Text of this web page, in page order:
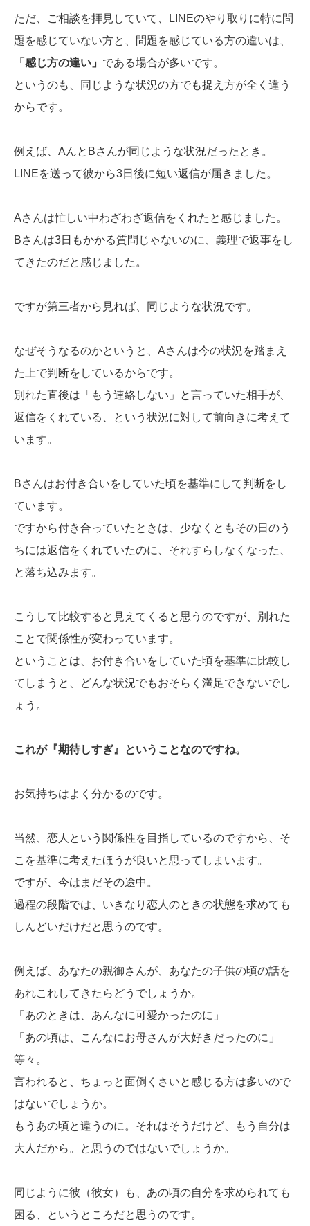
ただ、ご相談を拝見していて、LINEのやり取りに特に問
題を感じていない方と、問題を感じている方の違いは、
「感じ方の違い」 である場合が多いです。
というのも、同じような状況の方でも捉え方が全く違う
からです。
例えば、AんとBさんが同じような状況だったとき。
LINEを送って彼から3日後に短い返信が届きました。
Aさんは忙しい中わざわざ返信をくれたと感じました。
Bさんは3日もかかる質問じゃないのに、義理で返事をし
てきたのだと感じました。
ですが第三者から見れば、同じような状況です。
なぜそうなるのかというと、Aさんは今の状況を踏まえ
た上で判断をしているからです。
別れた直後は「もう連絡しない」と言っていた相手が、
返信をくれている、という状況に対して前向きに考えて
います。
Bさんはお付き合いをしていた頃を基準にして判断をし
ています。
ですから付き合っていたときは、少なくともその日のう
ちには返信をくれていたのに、それすらしなくなった、
と落ち込みます。
こうして比較すると見えてくると思うのですが、別れた
ことで関係性が変わっています。
ということは、お付き合いをしていた頃を基準に比較し
てしまうと、どんな状況でもおそらく満足できないでし
ょう。
これが『期待しすぎ』ということなのですね。
お気持ちはよく分かるのです。
当然、恋人という関係性を目指しているのですから、そ
こを基準に考えたほうが良いと思ってしまいます。
ですが、今はまだその途中。
過程の段階では、いきなり恋人のときの状態を求めても
しんどいだけだと思うのです。
例えば、あなたの親御さんが、あなたの子供の頃の話を
あれこれしてきたらどうでしょうか。
「あのときは、あんなに可愛かったのに」
「あの頃は、こんなにお母さんが大好きだったのに」
等々。
言われると、ちょっと面倒くさいと感じる方は多いので
はないでしょうか。
もうあの頃と違うのに。それはそうだけど、もう自分は
大人だから。と思うのではないでしょうか。
同じように彼（彼女）も、あの頃の自分を求められても
困る、というところだと思うのです。